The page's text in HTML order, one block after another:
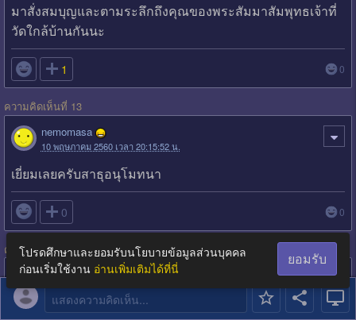
มาสั่งสมบุญและตามระลึกถึงคุณของพระสัมมาสัมพุทธเจ้าที่
วัดใกล้บ้านกันนะ
 1 0
ความคิดเห็นที่ 13
nemomasa
10 พฤษภาคม 2560 เวลา 20:15:52 น.
เยี่ยมเลยครับสาธุอนุโมทนา
 0 0
ความคิดเห็นที่ 14
สมาชิกหมายเลข 1152051
10 พฤษภาคม 2560 เวลา 20:16:43 น.
เรื่องราวดีๆ สาธุคับ
แสดงความคิดเห็น...
โปรดศึกษาและยอมรับนโยบายข้อมูลส่วนบุคคล
ก่อนเริ่มใช้งาน อ่านเพิ่มเติมได้ที่นี่
ยอมรับ